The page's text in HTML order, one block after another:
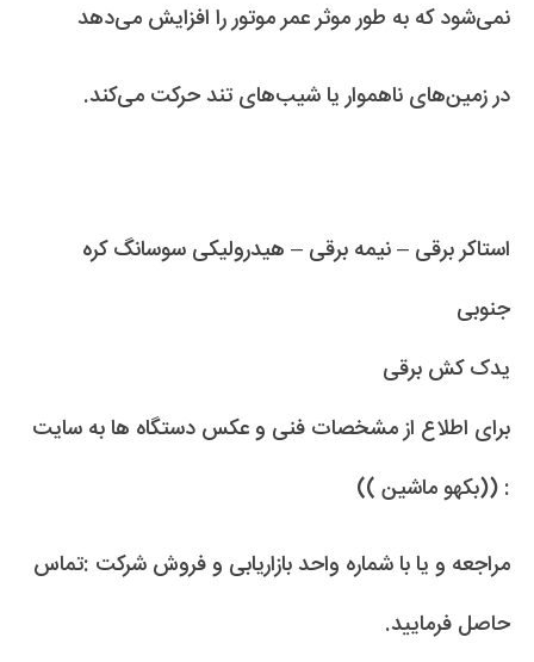
نمی‌شود که به طور موثر عمر موتور را افزایش می‌دهد
در زمین‌های ناهموار یا شیب‌های تند حرکت می‌کند.
استاکر برقی – نیمه برقی – هیدرولیکی سوسانگ کره
جنوبی
یدک کش برقی
برای اطلاع از مشخصات فنی و عکس دستگاه ها به سایت
: ((بکهو ماشین ))
مراجعه و یا با شماره واحد بازاریابی و فروش شرکت :تماس
حاصل فرمایید.